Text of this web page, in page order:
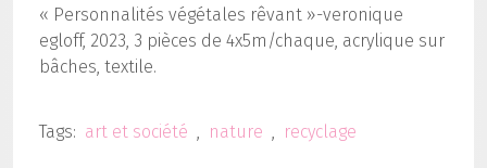
« Personnalités végétales rêvant »-veronique
egloff, 2023, 3 pièces de 4x5m/chaque, acrylique sur
bâches, textile.
Tags: art et société nature recyclage